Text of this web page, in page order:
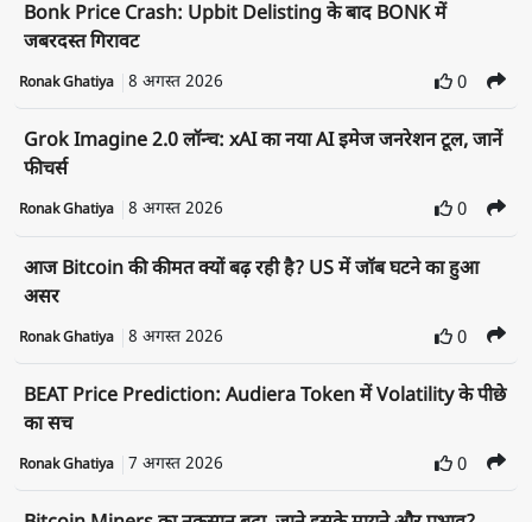
Bonk Price Crash: Upbit Delisting के बाद BONK में
जबरदस्त गिरावट
Ronak Ghatiya 8 अगस्त 2026 0
Grok Imagine 2.0 लॉन्च: xAI का नया AI इमेज जनरेशन टूल, जानें
फीचर्स
Ronak Ghatiya 8 अगस्त 2026 0
आज Bitcoin की कीमत क्यों बढ़ रही है? US में जॉब घटने का हुआ
असर
Ronak Ghatiya 8 अगस्त 2026 0
BEAT Price Prediction: Audiera Token में Volatility के पीछे
का सच
Ronak Ghatiya 7 अगस्त 2026 0